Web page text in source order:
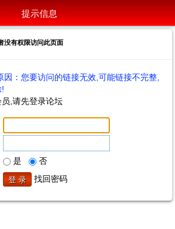
提示信息
没有权限访问此页面
因：您要访问的链接无效,可能链接不完整,
!
,请先登录论坛
是
否
找回密码